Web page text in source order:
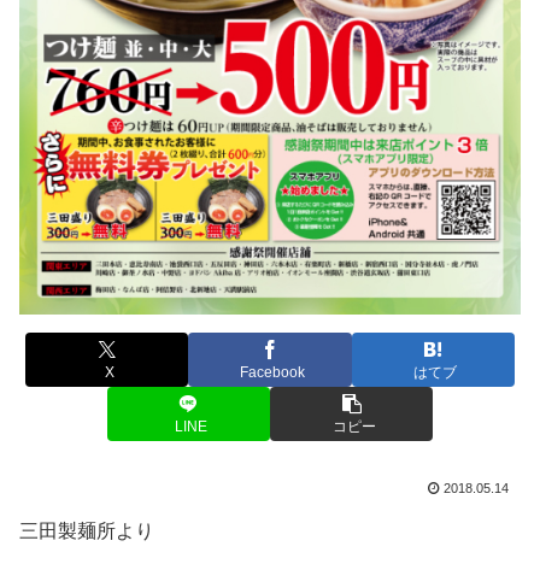
X Facebook はてブ
LINE コピー
2018.05.14
三田製麺所より